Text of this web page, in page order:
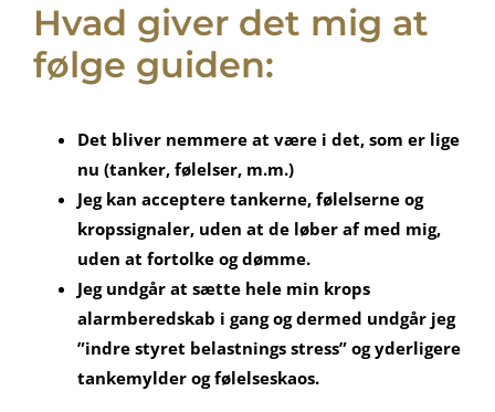
Hvad giver det mig at
følge guiden:
Det bliver nemmere at være i det, som er lige
nu (tanker, følelser, m.m.)
Jeg kan acceptere tankerne, følelserne og
kropssignaler, uden at de løber af med mig,
uden at fortolke og dømme.
Jeg undgår at sætte hele min krops
alarmberedskab i gang og dermed undgår jeg
”indre styret belastnings stress” og yderligere
tankemylder og følelseskaos.